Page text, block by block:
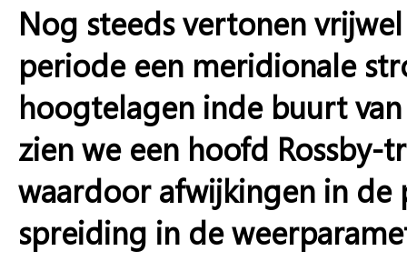
Nog steeds vertonen
periode een meridionale
hoogtelagen inde buurt
zien we een hoofd Rossby-
waardoor afwijkingen in de
spreiding in de